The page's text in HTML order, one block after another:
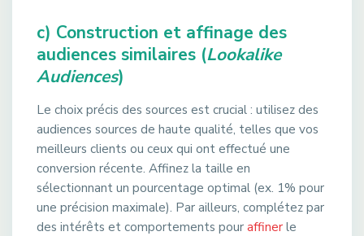
c) Construction et affinage des
audiences similaires (Lookalike
Audiences)
Le choix précis des sources est crucial : utilisez des
audiences sources de haute qualité, telles que vos
meilleurs clients ou ceux qui ont effectué une
conversion récente. Affinez la taille en
sélectionnant un pourcentage optimal (ex. 1% pour
une précision maximale). Par ailleurs, complétez par
des intérêts et comportements pouraffinerle